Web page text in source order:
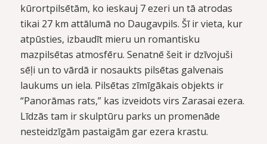
kūrortpilsētām, ko ieskauj 7 ezeri un tā atrodas
tikai 27 km attālumā no Daugavpils. Šī ir vieta, kur
atpūsties, izbaudīt mieru un romantisku
mazpilsētas atmosfēru. Senatnē šeit ir dzīvojuši
sēļi un to vārdā ir nosaukts pilsētas galvenais
laukums un iela. Pilsētas zīmīgākais objekts ir
“Panorāmas rats,” kas izveidots virs Zarasai ezera.
Līdzās tam ir skulptūru parks un promenāde
nesteidzīgām pastaigām gar ezera krastu.